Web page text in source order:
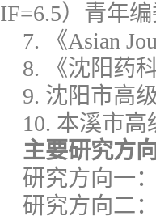
IF=6.5）青年
7. 《Asian
8. 《沈阳药
9. 沈阳市高
10. 本溪市高
主要研究方
研究方向一
研究方向二